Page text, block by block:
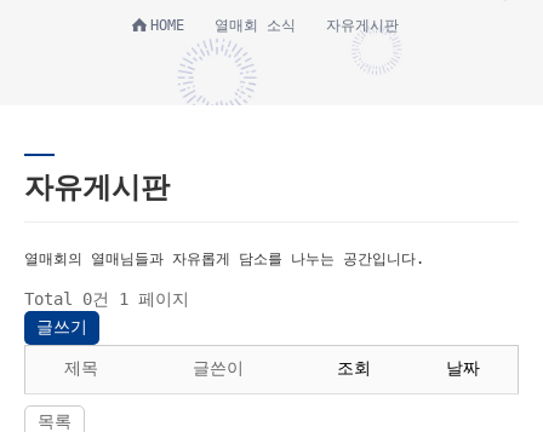
HOME 열매회 소식 자유게시판
자유게시판
열매회의 열매님들과 자유롭게 담소를 나누는 공간입니다.
Total 0건
1 페이지
글쓰기
제목 글쓴이 조회 날짜
목록